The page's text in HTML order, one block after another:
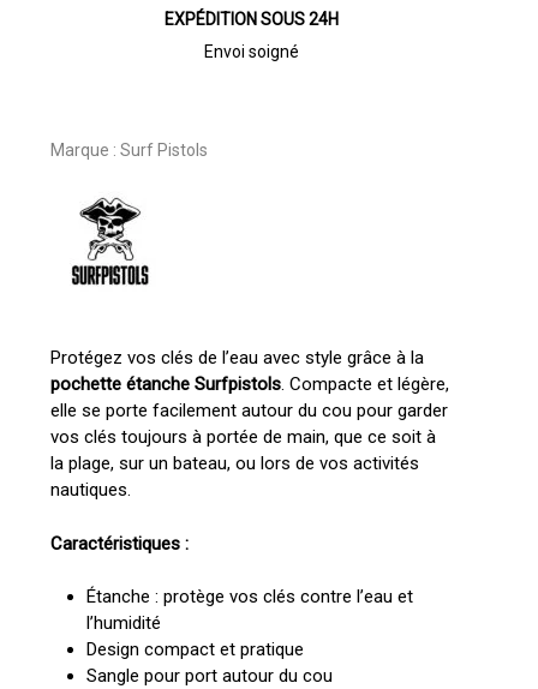
EXPÉDITION SOUS 24H
Envoi soigné
Marque : Surf Pistols
Protégez vos clés de l’eau avec style grâce à la
pochette étanche Surfpistols. Compacte et légère,
elle se porte facilement autour du cou pour garder
vos clés toujours à portée de main, que ce soit à
la plage, sur un bateau, ou lors de vos activités
nautiques.
Caractéristiques :
Étanche : protège vos clés contre l’eau et
l’humidité
Design compact et pratique
Sangle pour port autour du cou